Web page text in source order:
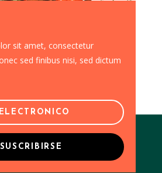
sit amet, consectetur
sed finibus nisi, sed dictum
SUSCRIBIRSE